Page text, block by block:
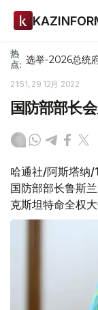
热
点: 选举-2026总统
21:51, 29 12月 2022
国防部部长
哈通社/阿斯塔纳
国防部部长鲁斯
克斯坦特命全权大